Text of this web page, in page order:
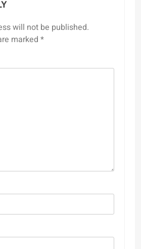
will not be published.
marked *